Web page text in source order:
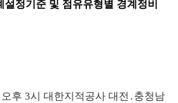
정기준 및 점유유형별 경계정비
후 3시 대한지적공사 대전 ․충청남